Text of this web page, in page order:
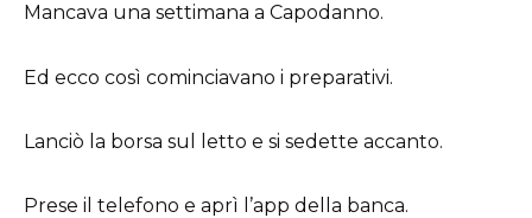
Mancava una settimana a Capodanno.
Ed ecco così cominciavano i preparativi.
Lanciò la borsa sul letto e si sedette accanto.
Prese il telefono e aprì l’app della banca.